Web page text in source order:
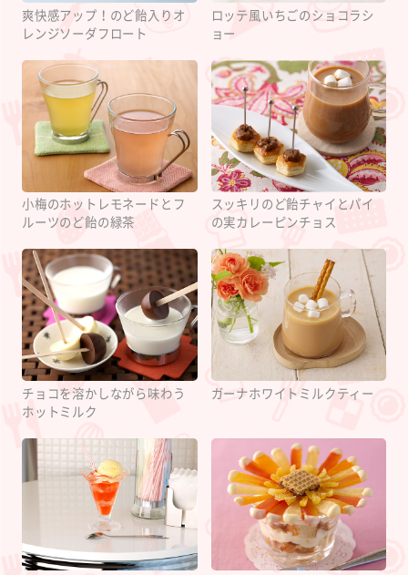
爽快感アップ！のど飴入りオ
レンジソーダフロート
ロッテ風いちごのショコラシ
ョー
小梅のホットレモネードとフ
ルーツのど飴の緑茶
スッキリのど飴チャイとパイ
の実カレーピンチョス
チョコを溶かしながら味わう
ホットミルク
ガーナホワイトミルクティー